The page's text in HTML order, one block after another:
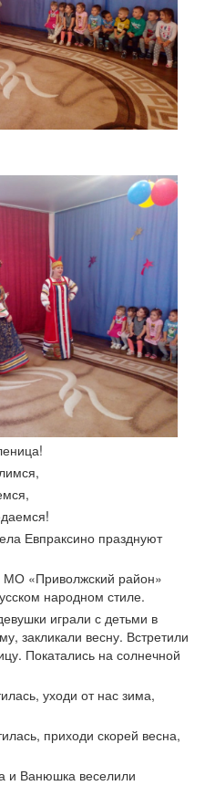
!
Евпраксино празднуют
«Приволжский район»
народном стиле.
играли с детьми в
закликали весну. Встретили
Покатались на солнечной
уходи от нас зима,
приходи скорей весна,
и Ванюшка веселили